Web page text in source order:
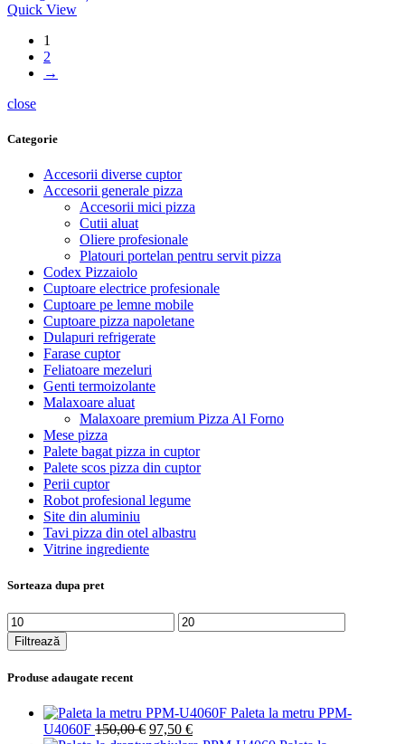
Quick View
1
2
→
close
Categorie
Accesorii diverse cuptor
Accesorii generale pizza
Accesorii mici pizza
Cutii aluat
Oliere profesionale
Platouri portelan pentru servit pizza
Codex Pizzaiolo
Cuptoare electrice profesionale
Cuptoare pe lemne mobile
Cuptoare pizza napoletane
Dulapuri refrigerate
Farase cuptor
Feliatoare mezeluri
Genti termoizolante
Malaxoare aluat
Malaxoare premium Pizza Al Forno
Mese pizza
Palete bagat pizza in cuptor
Palete scos pizza din cuptor
Perii cuptor
Robot profesional legume
Site din aluminiu
Tavi pizza din otel albastru
Vitrine ingrediente
Sorteaza dupa pret
Preț
minim
Preț
maxim
Filtrează
Produse adaugate recent
Paleta la metru PPM-
U4060F 150,00€ Prețul
97,50 €Prețul